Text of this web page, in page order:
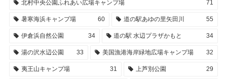
北村中央公園ふれあい広場キャンプ場 71
暑寒海浜キャンプ場 60 道の駅あゆの里矢田川 55
伊倉浜自然公園 34 道の駅 水辺プラザかもと 34
湯の沢水辺公園 33 美国漁港海岸緑地広場キャンプ場 32
夷王山キャンプ場 31 上芦別公園 29